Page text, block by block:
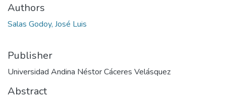
Authors
Salas Godoy, José Luis
Publisher
Universidad Andina Néstor Cáceres Velásquez
Abstract